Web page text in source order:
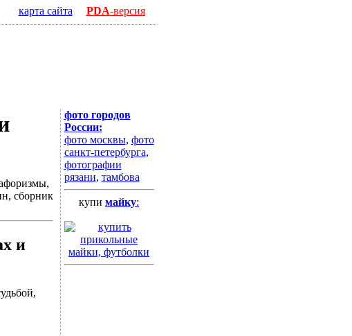
карта сайта PDA-версия
сборник
и
фото городов
России:
фото москвы, фото
санкт-петербурга,
фотографии
рязани, тамбова
купи майку: